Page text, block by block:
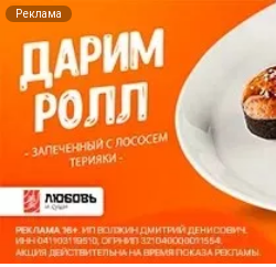
Реклама